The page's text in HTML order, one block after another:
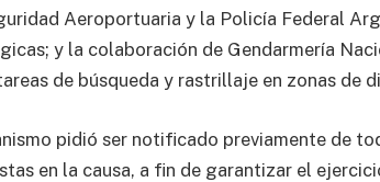
Aeroportuaria y la Policía Federal
y la colaboración de Gendarmería
de búsqueda y rastrillaje en zonas de
pidió ser notificado previamente de
en la causa, a fin de garantizar el